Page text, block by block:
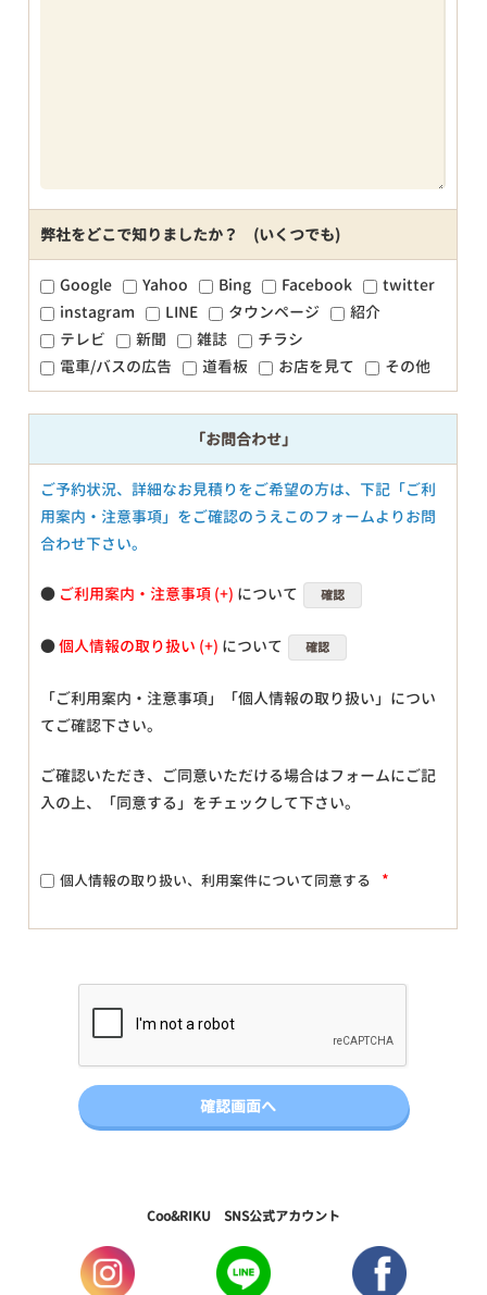
弊社をどこで知りましたか？ (いくつでも)
Google Yahoo Bing Facebook
twitter
instagram
LINE タウンページ
紹介
テレビ
新聞 雑誌
チラシ
電車/バスの広告
道看板 お店を見て その他
「お問合わせ」
ご予約状況、詳細なお見積りをご希望の方は、下記「ご利
用案内・注意事項」をご確認のうえこのフォームよりお問
合わせ下さい。
● ご利用案内・注意事項 について 確認
●個人情報の取り扱い について 確認
「ご利用案内・注意事項」「個人情報の取り扱い」につい
てご確認下さい。
ご確認いただき、ご同意いただける場合はフォームにご記
入の上、「同意する」をチェックして下さい。
個人情報の取り扱い、利用案件について同意する *
Coo&RIKU SNS公式アカウント